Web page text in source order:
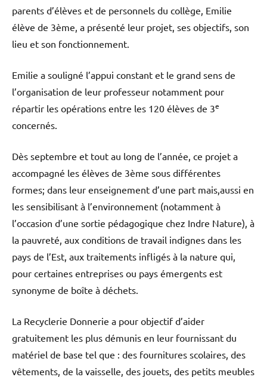
parents d’élèves et de personnels du collège, Emilie
élève de 3ème, a présenté leur projet, ses objectifs, son
lieu et son fonctionnement.
Emilie a souligné l’appui constant et le grand sens de
l’organisation de leur professeur notamment pour
répartir les opérations entre les 120 élèves de 3e
concernés.
Dès septembre et tout au long de l’année, ce projet a
accompagné les élèves de 3ème sous différentes
formes; dans leur enseignement d’une part mais,aussi en
les sensibilisant à l’environnement (notamment à
l’occasion d’une sortie pédagogique chez Indre Nature), à
la pauvreté, aux conditions de travail indignes dans les
pays de l’Est, aux traitements infligés à la nature qui,
pour certaines entreprises ou pays émergents est
synonyme de boîte à déchets.
La Recyclerie Donnerie a pour objectif d’aider
gratuitement les plus démunis en leur fournissant du
matériel de base tel que : des fournitures scolaires, des
vêtements, de la vaisselle, des jouets, des petits meubles